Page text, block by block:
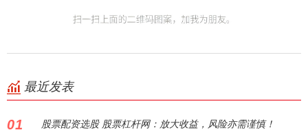
最近发表
01 股票配资选股 股票杠杆网：放大收益，风险亦需谨慎！